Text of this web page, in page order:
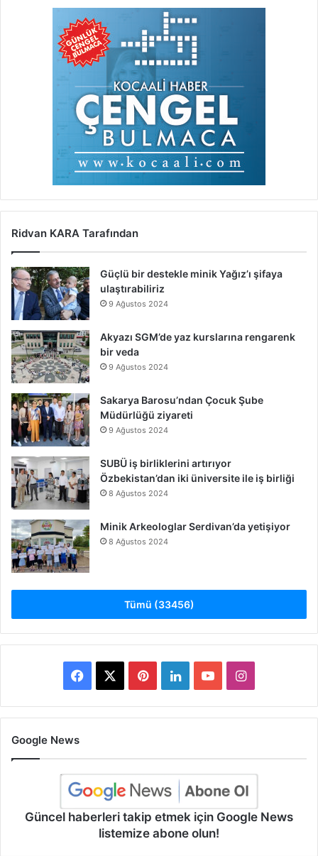
Ridvan KARA Tarafından
Güçlü bir destekle minik Yağız’ı şifaya
ulaştırabiliriz
9 Ağustos 2024
Akyazı SGM’de yaz kurslarına rengarenk
bir veda
9 Ağustos 2024
Sakarya Barosu’ndan Çocuk Şube
Müdürlüğü ziyareti
9 Ağustos 2024
SUBÜ iş birliklerini artırıyor
Özbekistan’dan iki üniversite ile iş birliği
8 Ağustos 2024
Minik Arkeologlar Serdivan’da yetişiyor
8 Ağustos 2024
Tümü (33456)
Facebook PinterestLinkedInYouTubeInstagram
Google News
Güncel haberleri takip etmek için Google News
listemize abone olun!